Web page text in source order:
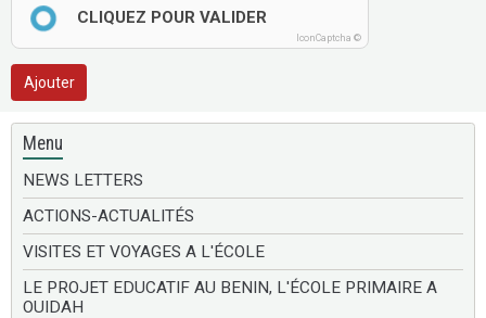
CLIQUEZ POUR VALIDER
IconCaptcha ©
Ajouter
Menu
NEWS LETTERS
ACTIONS-ACTUALITÉS
VISITES ET VOYAGES A L'ÉCOLE
LE PROJET EDUCATIF AU BENIN, L'ÉCOLE PRIMAIRE A
OUIDAH